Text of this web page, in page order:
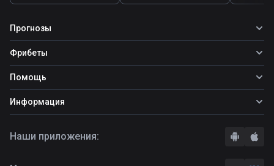
Прогнозы
Все прогнозы
Топ ставок
Прогнозы на футбол
Фрибеты
Фрибеты
Помощь
Школа ставок
Вопросы и ответы
Информация
Правила
Наши приложения: